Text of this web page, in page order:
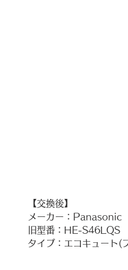
【交換後】
メーカー：Panasonic
旧型番：HE-S46LQS
タイプ：エコキュート(